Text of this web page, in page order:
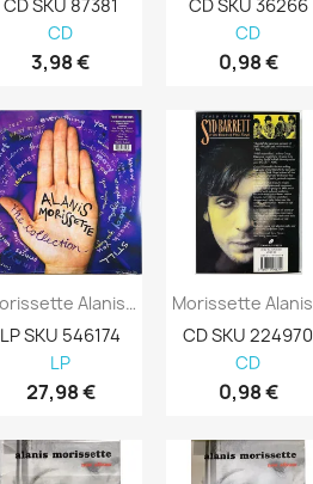
CD SKU 87381
CD
3,98 €
Morissette Alanis LP The Collection 2LP...
LP SKU 546174
LP
27,98 €
CD SKU 36266
CD
0,98 €
CD SKU 224970
CD
0,98 €